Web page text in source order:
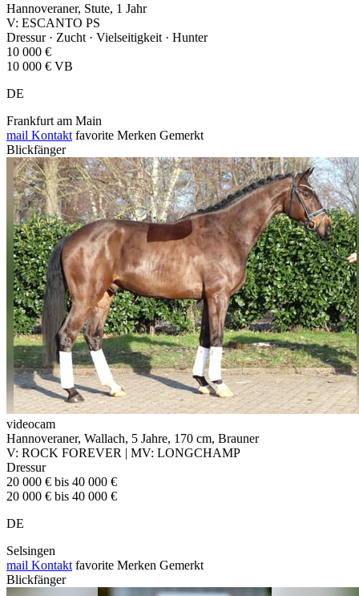
Hannoveraner, Stute, 1 Jahr
V: ESCANTO PS
Dressur · Zucht · Vielseitigkeit · Hunter
10 000 €
10 000 € VB
DE
Frankfurt am Main
mail Kontakt favorite Merken Gemerkt
Blickfänger
videocam
Hannoveraner, Wallach, 5 Jahre, 170 cm, Brauner
V: ROCK FOREVER | MV: LONGCHAMP
Dressur
20 000 € bis 40 000 €
20 000 € bis 40 000 €
DE
Selsingen
mail Kontakt favorite Merken Gemerkt
Blickfänger